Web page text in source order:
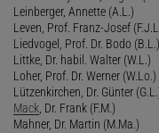
Leinberger, Annette (A.L.)
Leven, Prof. Franz-Josef
Liedvogel, Prof. Dr. Bodo (B.L.)
Littke, Dr. habil. Walter (W.L.)
Loher, Prof. Dr. Werner (W.Lo.)
Lützenkirchen, Dr. Günter
Mack , Dr. Frank (F.M.)
Mahner, Dr. Martin (M.Ma.)